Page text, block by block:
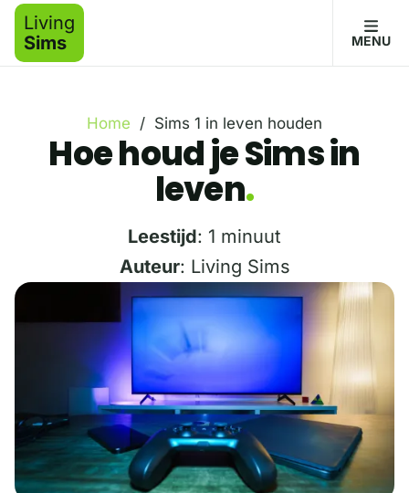
Living
Sims
MENU
Home / Sims 1 in leven houden
Hoe houd je Sims in
leven
Leestijd: 1 minuut
Auteur: Living Sims